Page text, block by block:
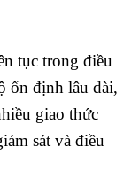
tục trong điều
ổn định lâu dài,
giao thức
sát và điều